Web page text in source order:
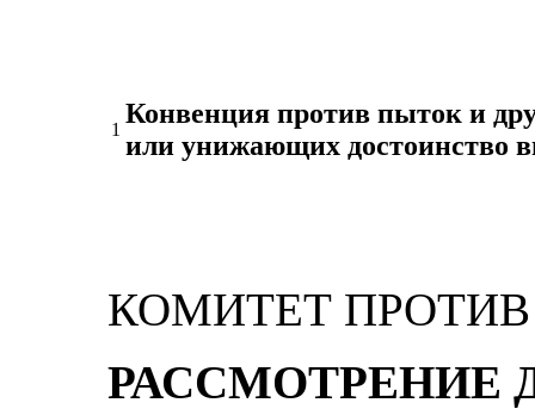
1
Конвенция против пыток и
или унижающих достоинство
КОМИТЕТ
РАССМОТРЕНИЕ